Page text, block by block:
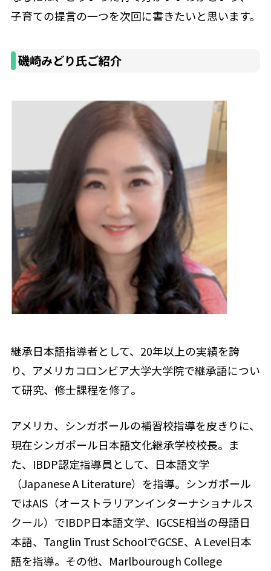
子育ての提言の一つを次回に書きたいと思います。
磯崎みどり氏ご紹介
継承日本語指導者として、20年以上の実績を誇
り、アメリカコロンビア大学大学院で継承語につい
て研究、修士課程を修了。
アメリカ、シンガポールの補習校指導を皮きりに、
現在シンガポール日本語文化継承学校校長。ま
た、IBDP認定指導員として、日本語文学
（Japanese A Literature）を指導。シンガポール
ではAIS（オーストラリアンインターナショナルス
クール）でIBDP日本語文学、IGCSE相当の母語日
本語、Tanglin Trust SchoolでGCSE、A Level日本
語を指導。その他、Marlbourough College